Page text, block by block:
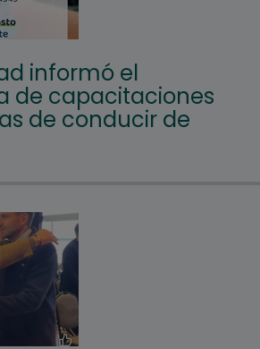
informó el
de capacitaciones
de conducir de